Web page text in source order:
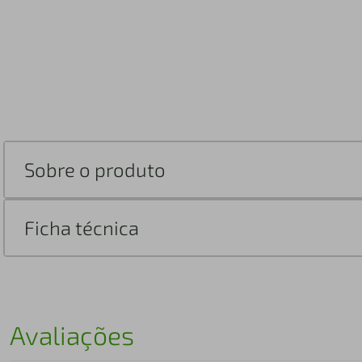
Sobre o produto
Ficha técnica
Avaliações